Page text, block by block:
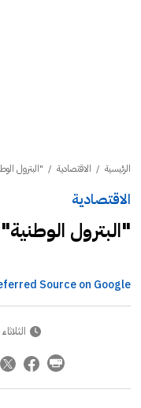
الرئيسية / الاقتصادية / "البترول الوطنية":
الاقتصادية
"البترول الوطنية": تعيين 3
Source on Google
الثلاثاء 13 يوليو 2021